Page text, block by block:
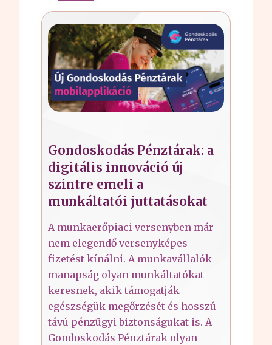
Gondoskodás Pénztárak: a
digitális innováció új
szintre emeli a
munkáltatói juttatásokat
A munkaerőpiaci versenyben már
nem elegendő versenyképes
fizetést kínálni. A munkavállalók
manapság olyan munkáltatókat
keresnek, akik támogatják
egészségük megőrzését és hosszú
távú pénzügyi biztonságukat is. A
Gondoskodás Pénztárak olyan